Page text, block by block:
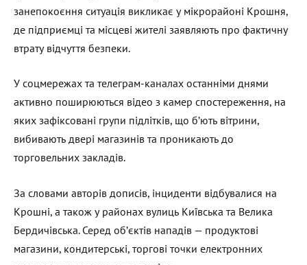
занепокоєння ситуація викликає у мікрорайоні Крошня,
де підприємці та місцеві жителі заявляють про фактичну
втрату відчуття безпеки.
У соцмережах та телеграм-каналах останніми днями
активно поширюються відео з камер спостереження, на
яких зафіксовані групи підлітків, що б’ють вітрини,
вибивають двері магазинів та проникають до
торговельних закладів.
За словами авторів дописів, інциденти відбувалися на
Крошні, а також у районах вулиць Київська та Велика
Бердичівська. Серед об’єктів нападів — продуктові
магазини, кондитерські, торгові точки електронних